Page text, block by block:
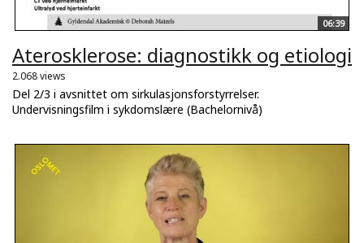
06:39
Aterosklerose: diagnostikk og etiologi
2.068 views
Del 2/3 i avsnittet om sirkulasjonsforstyrrelser.
Undervisningsfilm i sykdomslære (Bachelornivå)